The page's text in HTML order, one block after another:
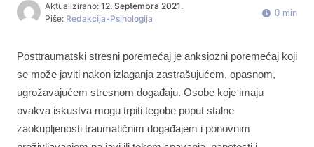
Aktualizirano: 12. Septembra 2021.
Piše: Redakcija-Psihologija
0 min
Posttraumatski stresni poremećaj je anksiozni poremećaj koji
se može javiti nakon izlaganja zastrašujućem, opasnom,
ugrožavajućem stresnom događaju. Osobe koje imaju
ovakva iskustva mogu trpiti tegobe poput stalne
zaokupljenosti traumatičnim događajem i ponovnim